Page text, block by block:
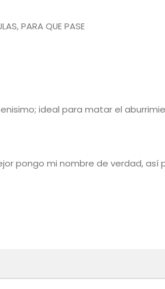
PARA QUE PASE
ideal para matar el
pongo mi nombre de verdad, así